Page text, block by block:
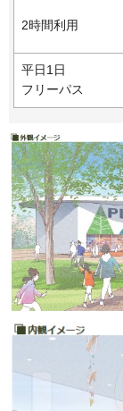
2時間利用
平日1日
フリーパス